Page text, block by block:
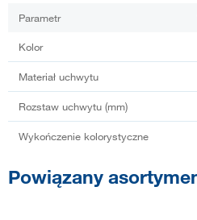
Parametr
Kolor
Materiał uchwytu
Rozstaw uchwytu (mm)
Wykończenie kolorystyczne
Powiązany